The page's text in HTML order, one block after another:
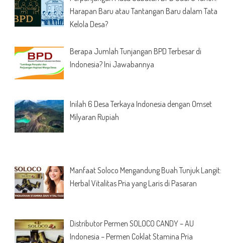
Harapan Baru atau Tantangan Baru dalam Tata
Kelola Desa?
Berapa Jumlah Tunjangan BPD Terbesar di
Indonesia? Ini Jawabannya
Inilah 6 Desa Terkaya Indonesia dengan Omset
Milyaran Rupiah
Manfaat Soloco Mengandung Buah Tunjuk Langit:
Herbal Vitalitas Pria yang Laris di Pasaran
Distributor Permen SOLOCO CANDY – AU
Indonesia – Permen Coklat Stamina Pria